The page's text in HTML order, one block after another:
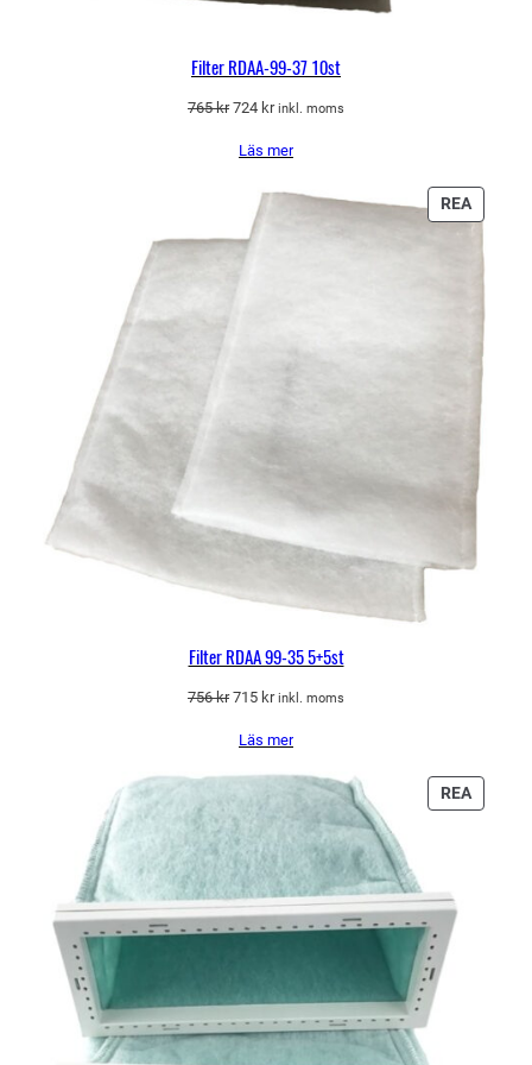
Filter RDAA-99-37 10st
765kr Det
priset
765 kr.
724 krDet
priset
724 kr.
inkl. moms
Läs mer
REA
PÅ
Filter RDAA 99-35 5+5st
756kr Det
priset
715 krDet
priset
715 kr.
inkl. moms
Läs mer
REA
PÅ